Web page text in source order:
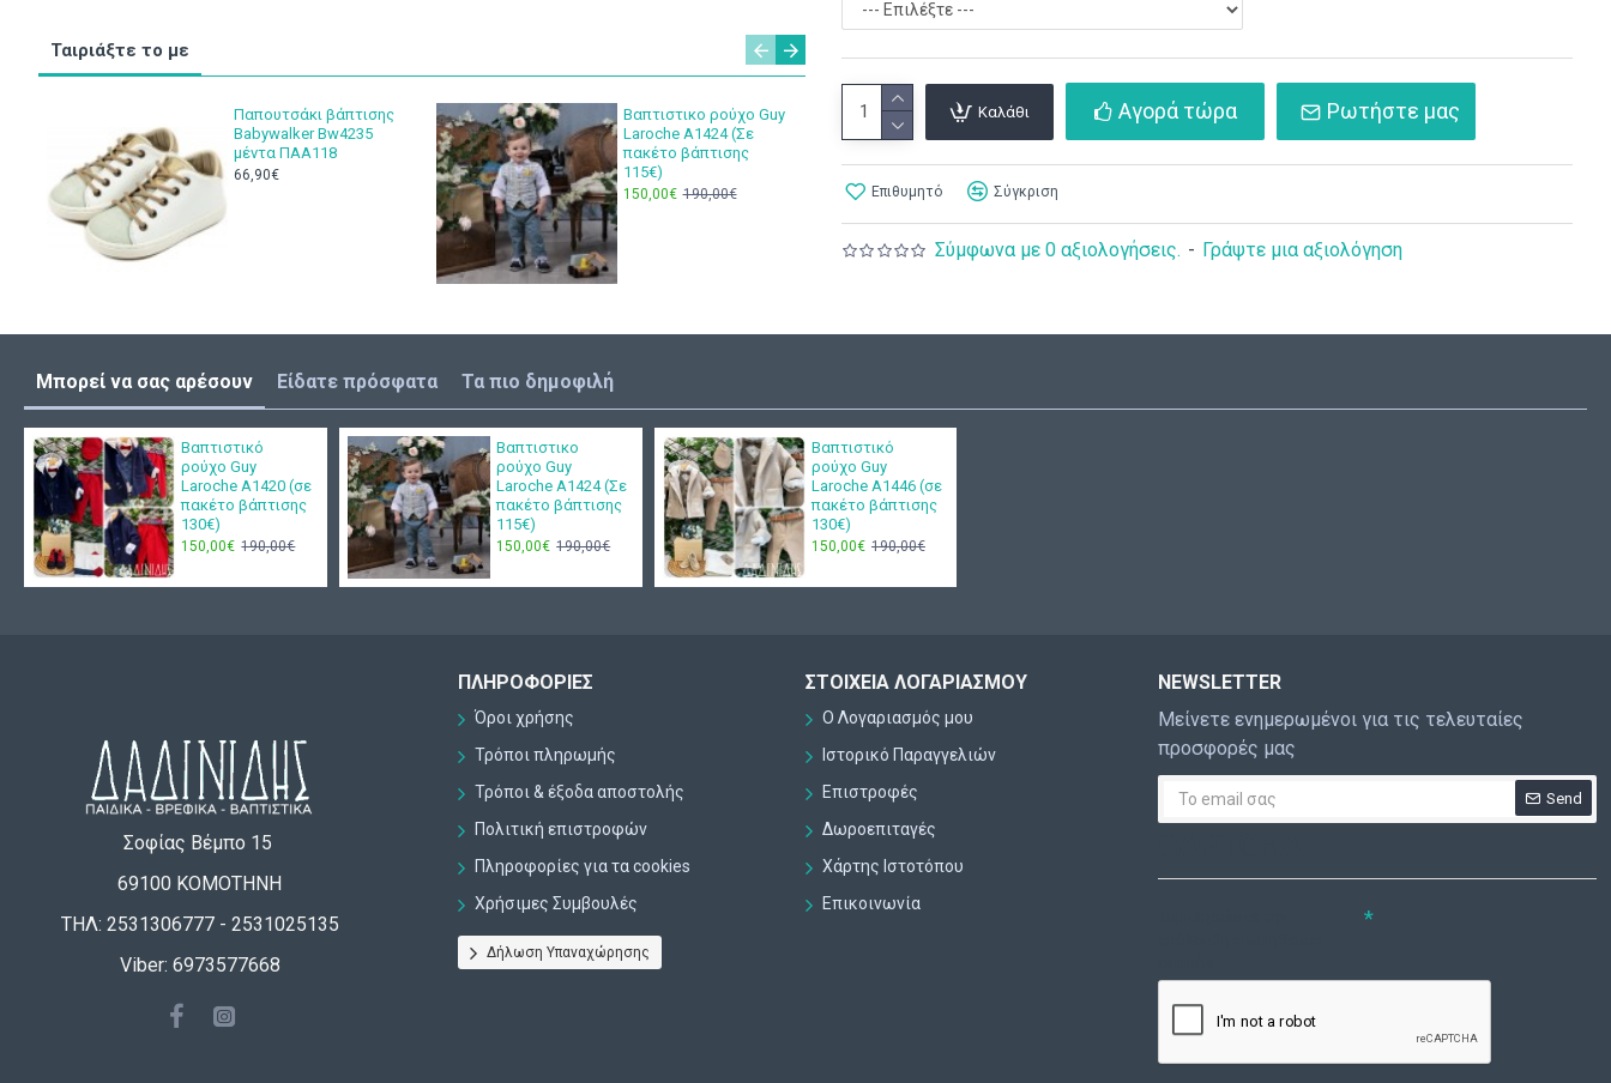
Ταιριάξτε το με
Παπουτσάκι βάπτισης
Babywalker Bw4235
μέντα ΠΑΑ118
66,90€
Βαπτιστικο ρούχο Guy
Laroche Α1424 (Σε
πακέτο βάπτισης
115€)
150,00€ 190,00€
Λαδοπανα με chevron
ύφασμα ΑΛΔ127
Λαδόπανα ζωάκια της
ζούγκλας ΑΛΔ136
Σύμφωνα με 0 αξιολογήσεις. - Γράψτε μια αξιολόγηση
Καλάθι Αγορά τώρα Ρωτήστε μας
Επιθυμητό Σύγκριση
Μπορεί να σας αρέσουν Είδατε πρόσφατα Τα πιο δημοφιλή
Βαπτιστικό
ρούχο Guy
Laroche Α1420 (σε
πακέτο βάπτισης
130€)
150,00€ 190,00€
Βαπτιστικο
ρούχο Guy
Laroche Α1424 (Σε
πακέτο βάπτισης
115€)
150,00€ 190,00€
Βαπτιστικό
ρούχο Guy
Laroche Α1446 (σε
πακέτο βάπτισης
130€)
150,00€ 190,00€
Σοφίας Βέμπο 15
69100 ΚΟΜΟΤΗΝΗ
ΤΗΛ: 2531306777 - 2531025135
Viber: 6973577668
ΠΛΗΡΟΦΟΡΊΕΣ
Όροι χρήσης
Τρόποι πληρωμής
Τρόποι & έξοδα αποστολής
Πολιτική επιστροφών
Πληροφορίες για τα cookies
Χρήσιμες Συμβουλές
Δήλωση Υπαναχώρησης
ΣΤΟΙΧΕΊΑ ΛΟΓΑΡΙΑΣΜΟΎ
Ο Λογαριασμός μου
Ιστορικό Παραγγελιών
Επιστροφές
Δωροεπιταγές
Χάρτης Ιστοτόπου
Επικοινωνία
NEWSLETTER
Μείνετε ενημερωμένοι για τις τελευταίες
προσφορές μας
Send